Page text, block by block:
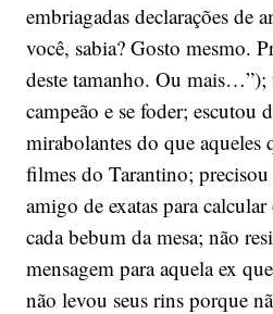
embriagadas declarações de
você, sabia? Gosto mesmo.
deste tamanho. Ou mais…”);
campeão e se foder; escutou
mirabolantes do que aqueles
filmes do Tarantino;
amigo de exatas para
cada bebum da mesa; não
mensagem para aquela ex
não levou seus rins porque